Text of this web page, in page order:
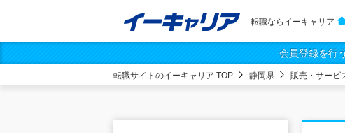
転職ならイーキャリア
会員登録を行
転職サイトのイーキャリア TOP 静岡県 販売・サービ